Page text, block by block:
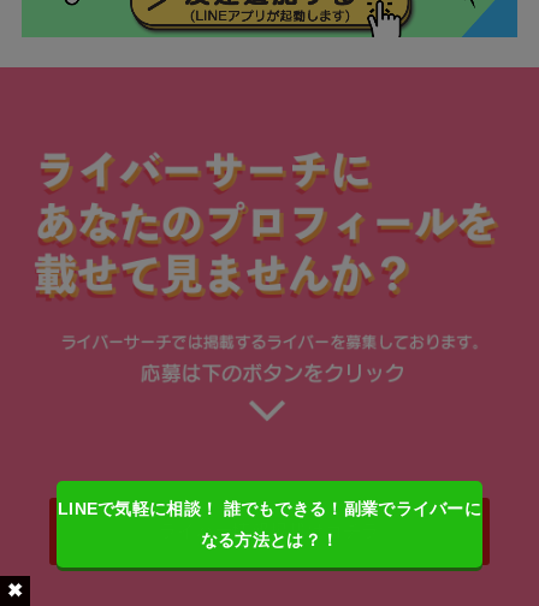
ライバー情報掲載はコチラ
LINEで気軽に相談！ 誰でもできる！副業でライバーに
なる方法とは？！